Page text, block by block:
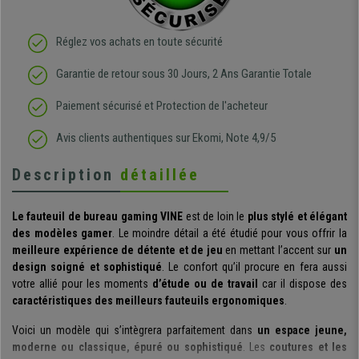
Réglez vos achats en toute sécurité
Garantie de retour sous 30 Jours, 2 Ans Garantie Totale
Paiement sécurisé et Protection de l'acheteur
Avis clients authentiques sur Ekomi, Note 4,9/5
Description détaillée
Le fauteuil de bureau gaming VINE est de loin le plus stylé et élégant
des modèles gamer. Le moindre détail a été étudié pour vous offrir la
meilleure expérience de détente et de jeu en mettant l’accent sur un
design soigné et sophistiqué. Le confort qu’il procure en fera aussi
votre allié pour les moments d’étude ou de travail
car il dispose des
caractéristiques des meilleurs fauteuils ergonomiques.
Voici un modèle qui s’intègrera parfaitement dans un espace jeune,
moderne ou classique, épuré ou sophistiqué. Les coutures et les